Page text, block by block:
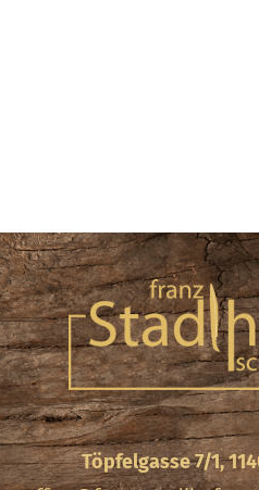
Töpfelgasse 7/1,